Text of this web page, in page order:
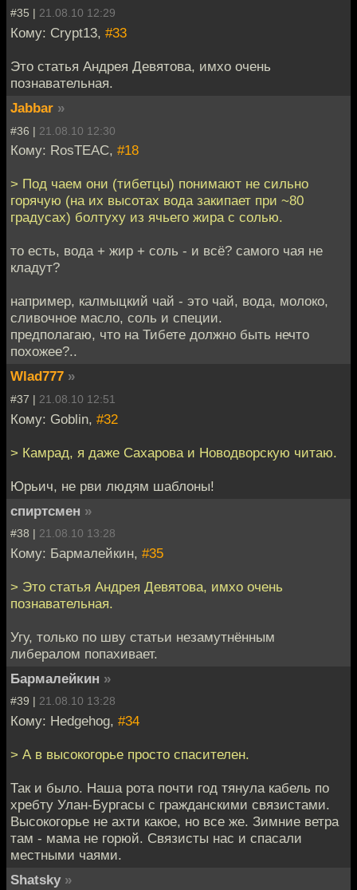
#35 | 21.08.10 12:29
Кому: Crypt13, #33
Это статья Андрея Девятова, имхо очень
познавательная.
Jabbar »
#36 | 21.08.10 12:30
Кому: RosTEAC, #18
> Под чаем они (тибетцы) понимают не сильно
горячую (на их высотах вода закипает при ~80
градусах) болтуху из ячьего жира с солью.
то есть, вода + жир + соль - и всё? самого чая не
кладут?
например, калмыцкий чай - это чай, вода, молоко,
сливочное масло, соль и специи.
предполагаю, что на Тибете должно быть нечто
похожее?..
Wlad777 »
#37 | 21.08.10 12:51
Кому: Goblin, #32
> Камрад, я даже Сахарова и Новодворскую читаю.
Юрьич, не рви людям шаблоны!
спиртсмен »
#38 | 21.08.10 13:28
Кому: Бармалейкин, #35
> Это статья Андрея Девятова, имхо очень
познавательная.
Угу, только по шву статьи незамутнённым
либералом попахивает.
Бармалейкин »
#39 | 21.08.10 13:28
Кому: Hedgehog, #34
> А в высокогорье просто спасителен.
Так и было. Наша рота почти год тянула кабель по
хребту Улан-Бургасы с гражданскими связистами.
Высокогорье не ахти какое, но все же. Зимние ветра
там - мама не горюй. Связисты нас и спасали
местными чаями.
Shatsky »